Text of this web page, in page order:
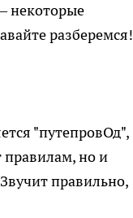
некоторые
разберемся!
"путепровОд",
правилам, но и
правильно,